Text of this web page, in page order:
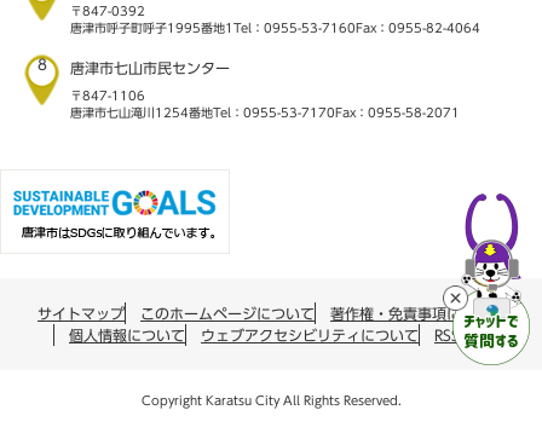
〒847-0392
唐津市呼子町呼子1995番地1 Tel：0955-53-7160 Fax：0955-82-4064
8 唐津市七山市民センター
〒847-1106
唐津市七山滝川1254番地Tel：0955-53-7170 Fax：0955-58-2071
サイトマップ このホームページについて
著作権・免責事項について
個人情報について
ウェブアクセシビリティについて RSS配信
Copyright Karatsu City All Rights Reserved.